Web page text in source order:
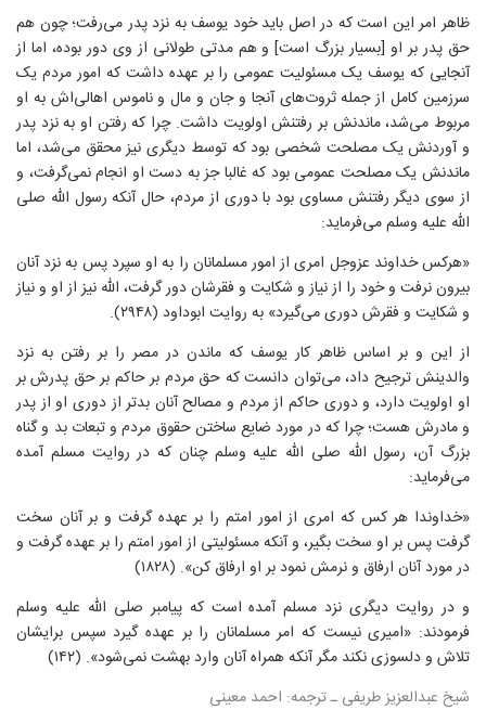
ظاهر امر این است که در اصل باید خود یوسف به نزد پدر می‌رفت؛ چون هم
حق پدر بر او [بسیار بزرگ است] و هم مدتی طولانی از وی دور بوده، اما از
آنجایی که یوسف یک مسئولیت عمومی را بر عهده داشت که امور مردم یک
سرزمین کامل از جمله ثروت‌های آنجا و جان و مال و ناموس اهالی‌اش به او
مربوط می‌شد، ماندنش بر رفتنش اولویت داشت. چرا که رفتن او به نزد پدر
و آوردنش یک مصلحت شخصی بود که توسط دیگری نیز محقق می‌شد، اما
ماندنش یک مصلحت عمومی بود که غالبا جز به دست او انجام نمی‌گرفت، و
از سوی دیگر رفتنش مساوی بود با دوری از مردم، حال آنکه رسول الله صلی
الله علیه وسلم می‌فرماید:
«هرکس خداوند عزوجل امری از امور مسلمانان را به او سپرد پس به نزد آنان
بیرون نرفت و خود را از نیاز و شکایت و فقرشان دور گرفت، الله نیز از او و نیاز
و شکایت و فقرش دوری می‌گیرد» به روایت ابوداود (۲۹۴۸).
از این و بر اساس ظاهر کار یوسف که ماندن در مصر را بر رفتن به نزد
والدینش ترجیح داد، می‌توان دانست که حق مردم بر حاکم بر حق پدرش بر
او اولویت دارد، و دوری حاکم از مردم و مصالح آنان بدتر از دوری او از پدر
و مادرش هست؛ چرا که در مورد ضایع ساختن حقوق مردم و تبعات بد و گناه
بزرگ آن، رسول الله صلی الله علیه وسلم چنان که در روایت مسلم آمده
می‌فرماید:
«خداوندا هر کس که امری از امور امتم را بر عهده گرفت و بر آنان سخت
گرفت پس بر او سخت بگیر، و آنکه مسئولیتی از امور امتم را بر عهده گرفت و
در مورد آنان ارفاق و نرمش نمود بر او ارفاق کن». (۱۸۲۸)
و در روایت دیگری نزد مسلم آمده است که پیامبر صلی الله علیه وسلم
فرمودند: «امیری نیست که امر مسلمانان را بر عهده گیرد سپس برایشان
تلاش و دلسوزی نکند مگر آنکه همراه آنان وارد بهشت نمی‌شود». (۱۴۲)
شیخ عبدالعزیز طریفی ـ ترجمه: احمد معینی